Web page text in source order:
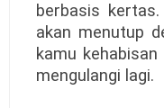
berbasis
akan menutup
kamu
mengulangi lagi.